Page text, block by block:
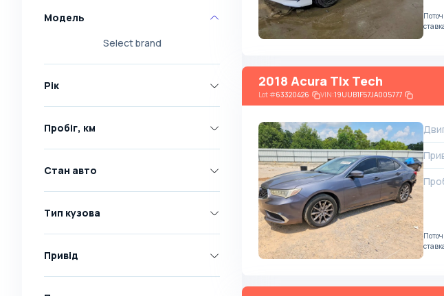
Mitsubishi
Opel
Skoda
Volkswagen
Abarth
AC
Модель
Select brand
Рік
Пробіг, км
Стан авто
Тип кузова
Привід
2018 Acura Tlx Tech
Lot#63320426 VIN:19UUB1F57JA005777